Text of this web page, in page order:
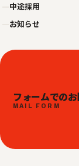
中途採用
お知らせ
フォームでの
MAIL FORM